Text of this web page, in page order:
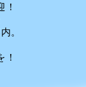
！
。
！